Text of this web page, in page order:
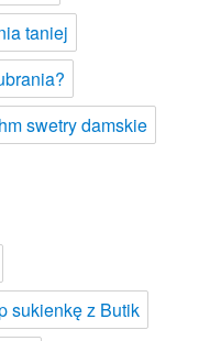
taniej
hm swetry damskie
sukienkę z Butik